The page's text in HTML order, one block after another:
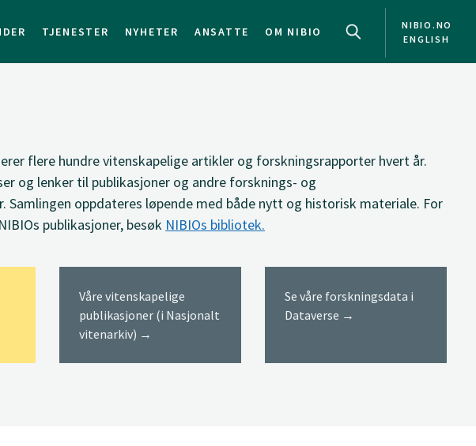
TJENESTER NYHETER ANSATTE OM NIBIO
NIBIO.NO
ENGLISH
flere hundre vitenskapelige artikler og forskningsrapporter hvert år.
og lenker til publikasjoner og andre forsknings- og
oppdateres løpende med både nytt og historisk materiale. For
publikasjoner, besøk NIBIOs bibliotek.
Våre vitenskapelige
publikasjoner (i Nasjonalt
vitenarkiv) →
Se våre forskningsdata i
Dataverse →